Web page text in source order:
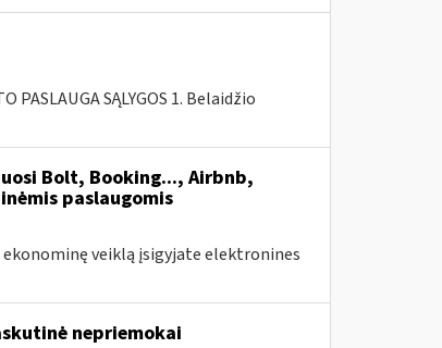
PASLAUGA SĄLYGOS 1. Belaidžio
Bolt, Booking..., Airbnb,
paslaugomis
ekonominę veiklą įsigyjate elektronines
nepriemokai